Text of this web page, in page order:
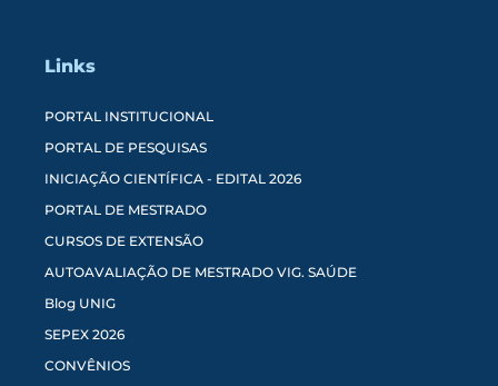
Links
PORTAL INSTITUCIONAL
PORTAL DE PESQUISAS
INICIAÇÃO CIENTÍFICA - EDITAL 2026
PORTAL DE MESTRADO
CURSOS DE EXTENSÃO
AUTOAVALIAÇÃO DE MESTRADO VIG. SAÚDE
Blog UNIG
SEPEX 2026
CONVÊNIOS